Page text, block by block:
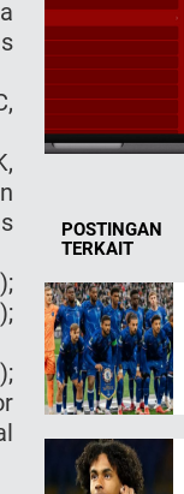
POSTINGAN
TERKAIT